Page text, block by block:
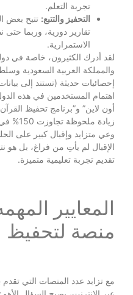
تجربة التعلم.
التحفيز والتتبع: تتيح بعض
تقارير دورية، وربما
الاستمرارية.
لقد أدرك الكثيرون، خاصة في
والمملكة العربية السعودية
اهتمام المستخدمين في هذه
أون لاين” و”برنامج تحفيظ
زيادة
وعي متزايد وإقبال كبير على
الإقبال لم يأتِ من فراغ، بل هو
تقديم تجربة تعليمية متميزة.
المعايير
منصة لتحفيظ
مع تزايد عدد المنصات التي تقدم